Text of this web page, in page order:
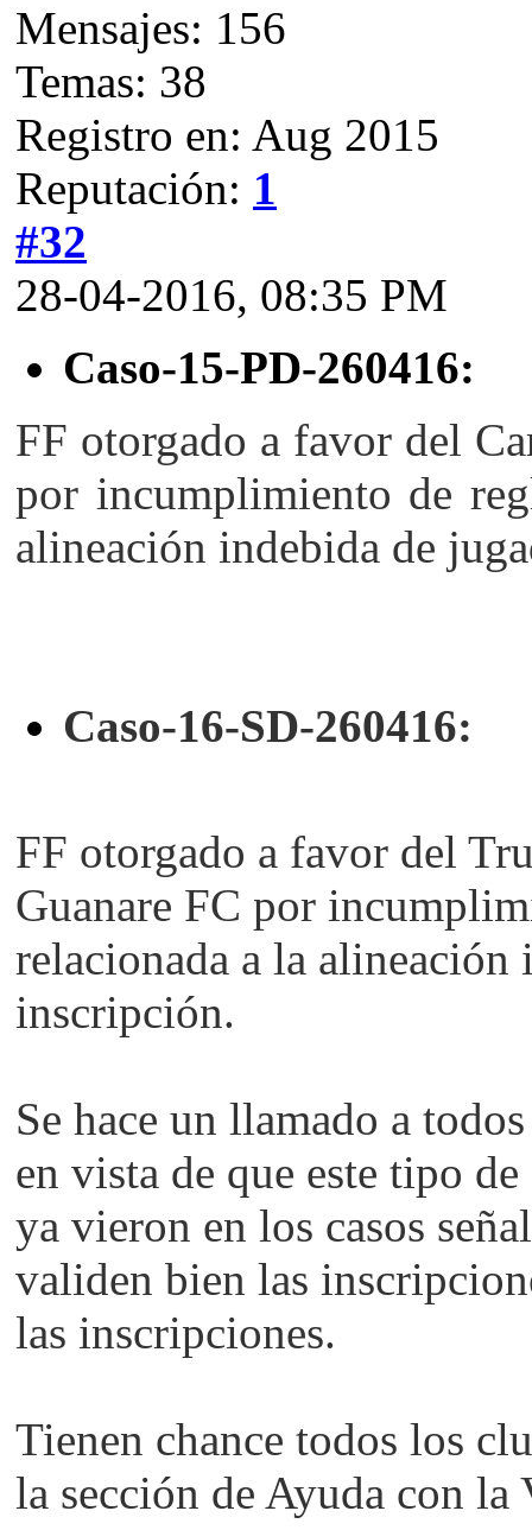
Mensajes: 156
Temas: 38
Registro en: Aug 2015
Reputación: 1
#32
28-04-2016, 08:35 PM
Caso-15-PD-260416:
FF otorgado a favor del
por incumplimiento de
alineación indebida de
Caso-16-SD-260416:
FF otorgado a favor del
Guanare FC por
relacionada a la alineación
inscripción.
Se hace un llamado a
en vista de que este tipo
ya vieron en los casos
validen bien las
las inscripciones.
Tienen chance todos los
la sección de Ayuda con